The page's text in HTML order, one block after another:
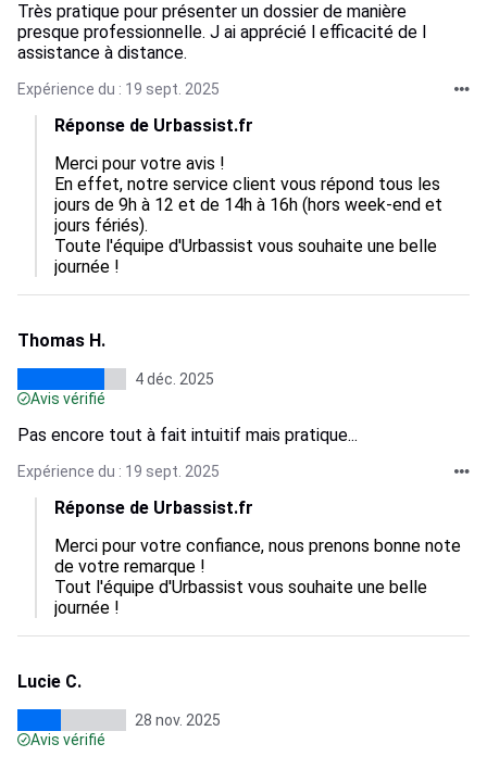
Très pratique pour présenter un dossier de manière
presque professionnelle. J ai apprécié l efficacité de l
assistance à distance.
Expérience du : 19 sept. 2025
Réponse de Urbassist.fr
Merci pour votre avis !
En effet, notre service client vous répond tous les
jours de 9h à 12 et de 14h à 16h (hors week-end et
jours fériés).
Toute l'équipe d'Urbassist vous souhaite une belle
journée !
Thomas H.
4 déc. 2025
Avis vérifié
Pas encore tout à fait intuitif mais pratique...
Expérience du : 19 sept. 2025
Réponse de Urbassist.fr
Merci pour votre confiance, nous prenons bonne note
de votre remarque !
Tout l'équipe d'Urbassist vous souhaite une belle
journée !
Lucie C.
28 nov. 2025
Avis vérifié